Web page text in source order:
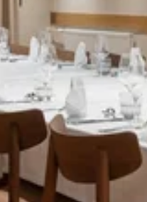
Katso kuva 1 / 6